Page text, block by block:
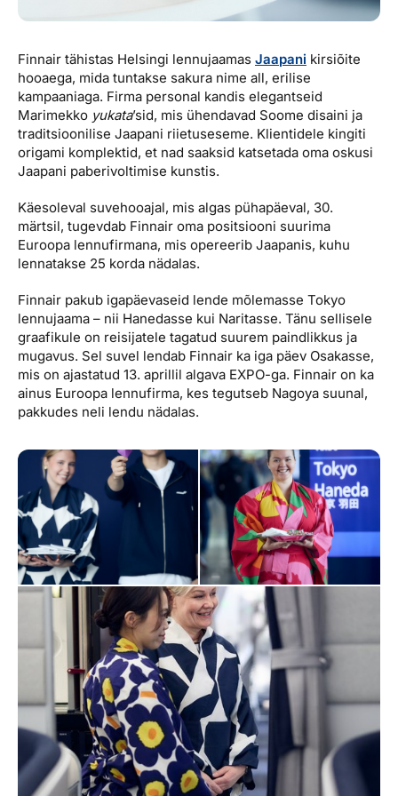
Finnair tähistas Helsingi lennujaamas Jaapani kirsiõite
hooaega, mida tuntakse sakura nime all, erilise
kampaaniaga. Firma personal kandis elegantseid
Marimekko yukata’sid, mis ühendavad Soome disaini ja
traditsioonilise Jaapani riietuseseme. Klientidele kingiti
origami komplektid, et nad saaksid katsetada oma oskusi
Jaapani paberivoltimise kunstis.
Käesoleval suvehooajal, mis algas pühapäeval, 30.
märtsil, tugevdab Finnair oma positsiooni suurima
Euroopa lennufirmana, mis opereerib Jaapanis, kuhu
lennatakse 25 korda nädalas.
Finnair pakub igapäevaseid lende mõlemasse Tokyo
lennujaama – nii Hanedasse kui Naritasse. Tänu sellisele
graafikule on reisijatele tagatud suurem paindlikkus ja
mugavus. Sel suvel lendab Finnair ka iga päev Osakasse,
mis on ajastatud 13. aprillil algava EXPO-ga. Finnair on ka
ainus Euroopa lennufirma, kes tegutseb Nagoya suunal,
pakkudes neli lendu nädalas.